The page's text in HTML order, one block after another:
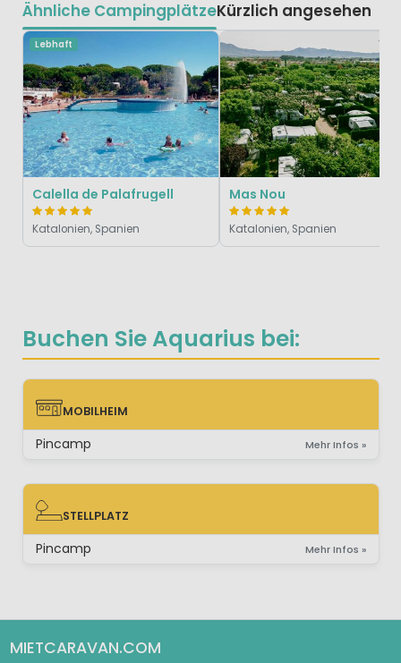
Buchen Sie Aquarius bei:
MOBILHEIM
MOBILHEIM
Pincamp Mehr Infos »
STELLPLATZ
STELLPLATZ
Pincamp Mehr Infos »
Ähnliche CampingplätzeKürzlich angesehen
Lebhaft
Calella de Palafrugell
Katalonien, Spanien
Mas Nou
Katalonien, Spanien
MIETCARAVAN.COM